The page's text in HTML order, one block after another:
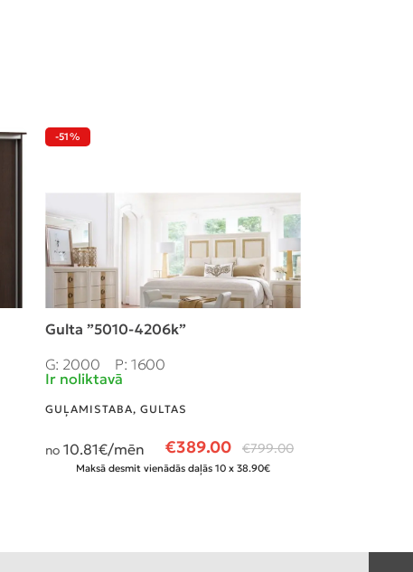
-51%
Gulta ”5010-4206k”
G: 2000
P: 1600
Ir noliktavā
GUĻAMISTABA, GULTAS
€389.00 €799.00
no 10.81€/mēn
Maksā desmit vienādās daļās 10 x 38.90€